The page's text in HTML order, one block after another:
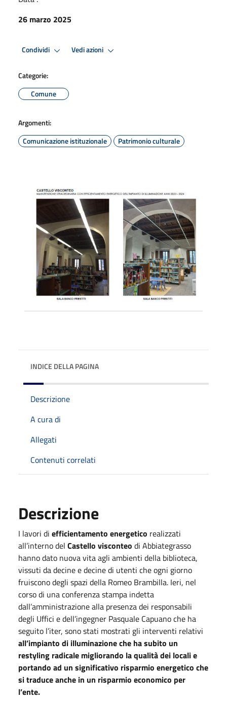
26 marzo 2025
Condividi Vedi azioni
Categorie:
Comune
Argomenti:
Comunicazione istituzionale
Patrimonio culturale
INDICE DELLA PAGINA
Descrizione
A cura di
Allegati
Contenuti correlati
Descrizione
I lavori di efficientamento energetico realizzati
all’interno del Castello visconteo di Abbiategrasso
hanno dato nuova vita agli ambienti della biblioteca,
vissuti da decine e decine di utenti che ogni giorno
fruiscono degli spazi della Romeo Brambilla. Ieri, nel
corso di una conferenza stampa indetta
dall’amministrazione alla presenza dei responsabili
degli Uffici e dell’ingegner Pasquale Capuano che ha
seguito l’iter, sono stati mostrati gli interventi relativi
all’impianto di illuminazione che ha subito un
restyling radicale migliorando la qualità dei locali e
portando ad un significativo risparmio energetico che
si traduce anche in un risparmio economico per
l’ente.